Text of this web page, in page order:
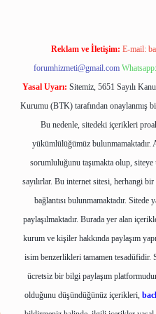
Reklam ve İletişim: E-mail:
forumhizmeti@gmail.com
Yasal Uyarı: Sitemiz, 5651 Sayılı
Kurumu (BTK) tarafından onaylanmış
Bu nedenle, sitedeki içerikleri
yükümlülüğümüz bulunmamaktadır.
sorumluluğunu taşımakta olup,
sayılırlar. Bu internet sitesi, herhangi
bağlantısı bulunmamaktadır. Sitede
paylaşılmaktadır. Burada yer alan
kurum ve kişiler hakkında paylaşım
isim benzerlikleri tamamen tesadüfidir.
ücretsiz bir bilgi paylaşım
olduğunu düşündüğünüz içerikleri,